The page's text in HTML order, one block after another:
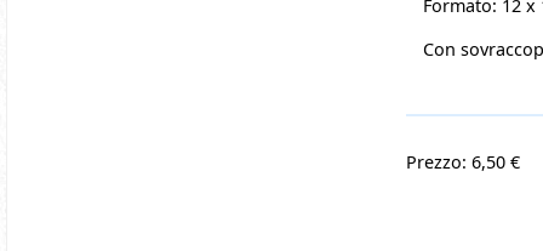
Formato: 12 x
Con
Prezzo: 6,50 €